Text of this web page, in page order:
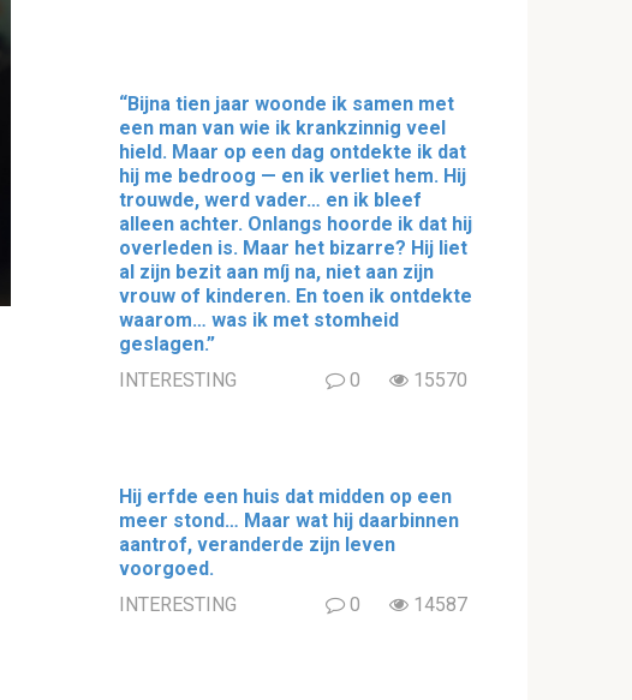
“Bijna tien jaar woonde ik samen met
een man van wie ik krankzinnig veel
hield. Maar op een dag ontdekte ik dat
hij me bedroog — en ik verliet hem. Hij
trouwde, werd vader… en ik bleef
alleen achter. Onlangs hoorde ik dat hij
overleden is. Maar het bizarre? Hij liet
al zijn bezit aan míj na, niet aan zijn
vrouw of kinderen. En toen ik ontdekte
waarom… was ik met stomheid
geslagen.”
INTERESTING
0 15570
Hij erfde een huis dat midden op een
meer stond… Maar wat hij daarbinnen
aantrof, veranderde zijn leven
voorgoed.
INTERESTING
0 14587